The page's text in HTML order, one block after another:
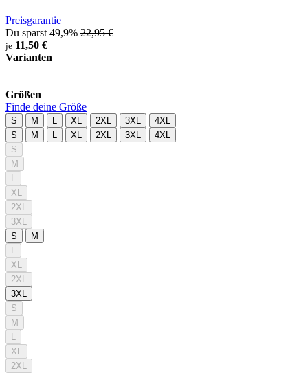
Preisgarantie
Du sparst 49,9% 22,95 €
je 11,50 €
Varianten
Größen
Finde deine Größe
S M XL 2XL 3XL
4XL
S
M XL 2XL 3XL
4XL
S
M
XL
2XL
3XL
S
M
XL
2XL
3XL
S
M
XL
2XL